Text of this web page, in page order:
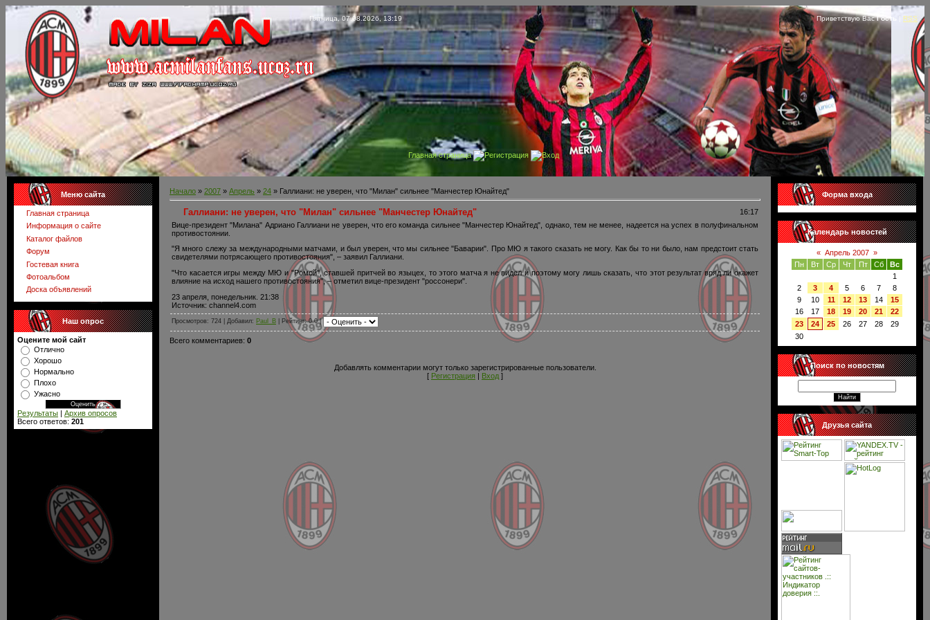
Пятница, 07.08.2026, 13:19 Приветствую ВасГость RSS
Главная страница Регистрация Вход
Меню сайта
Главная страница
Информация о сайте
Каталог файлов
Форум
Гостевая книга
Фотоальбом
Доска объявлений
Наш опрос
Оцените мой сайт
Отлично
Хорошо
Нормально
Плохо
Ужасно
Результаты | Архив опросов
Всего ответов: 201
Начало » 2007 » Апрель » 24 » Галлиани: не уверен, что "Милан" сильнее "Манчестер Юнайтед"
Галлиани: не уверен, что "Милан" сильнее "Манчестер Юнайтед"
16:17
Вице-президент "Милана" Адриано Галлиани не уверен, что его команда сильнее "Манчестер Юнайтед", однако, тем не менее, надеется на успех в полуфинальном
противостоянии.
"Я много слежу за международными матчами, и был уверен, что мы сильнее "Баварии". Про МЮ я такого сказать не могу. Как бы то ни было, нам предстоит стать
свидетелями потрясающего противостояния", – заявил Галлиани.
"Что касается игры между МЮ и "Ромой", ставшей притчей во языцех, то этого матча я не видел и поэтому могу лишь сказать, что этот результат вряд ли окажет
влияние на исход нашего противостояния", – отметил вице-президент "россонери".
23 апреля, понедельник. 21:38
Источник: channel4.com
Просмотров: 724 | Добавил: Paul_B | Рейтинг: 0.0 |
Всего комментариев: 0
Добавлять комментарии могут только зарегистрированные пользователи.
[ Регистрация | Вход ]
Форма входа
Календарь новостей
« Апрель 2007 »
Пн
Вт Ср Чт Пт Сб
Вс
1
2
3 4 5 6 7
8
9
10 11 12 13 14
15
16
17 18 19 20 21
22
23
24 25 26 27 28
29
30
Поиск по новостям
Друзья сайта